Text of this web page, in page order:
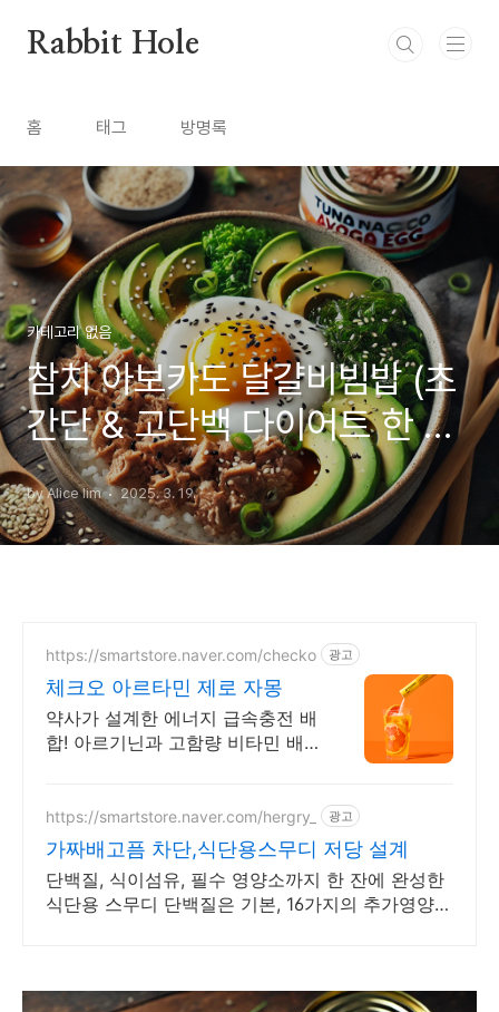
Rabbit Hole
홈 태그 방명록
카테고리 없음
참치 아보카도 달걀비빔밥 (초
간단 & 고단백 다이어트 한 끼
)
by Alice lim 2025. 3. 19.
https://smartstore.naver.com/checko 광고
체크오 아르타민 제로 자몽
약사가 설계한 에너지 급속충전 배
합! 아르기닌과 고함량 비타민 배
https://smartstore.naver.com/hergry_ 광고
가짜배고픔 차단,식단용스무디 저당 설계
단백질, 식이섬유, 필수 영양소까지 한 잔에 완성한
식단용 스무디 단백질은 기본, 16가지의 추가영양이